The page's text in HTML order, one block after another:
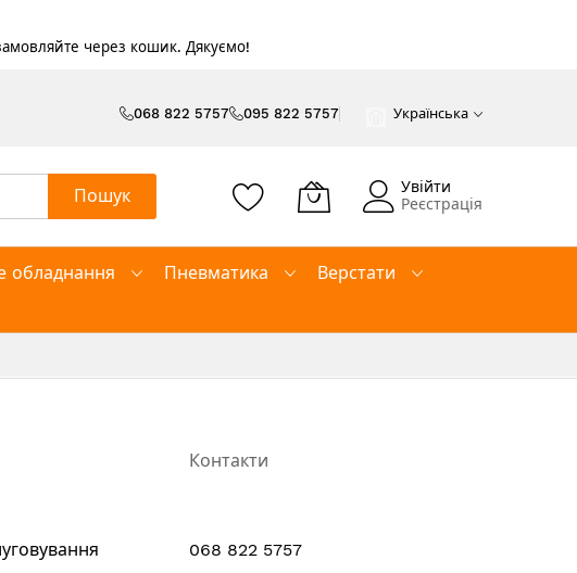
через кошик. Дякуємо!
068 822 5757 095 822 5757 Українська
Пошук
Увійти
Реєстрація
обладнання Пневматика
Верстати
Контакти
068 822 5757